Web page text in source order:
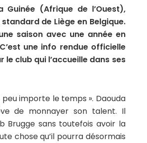
(Afrique de l’Ouest),
de Liège en Belgique.
saison avec une année en
une info rendue officielle
le club qui l’accueille dans ses
importe le temps ». Daouda
de monnayer son talent. Il
Brugge sans toutefois avoir la
chose qu’il pourra désormais